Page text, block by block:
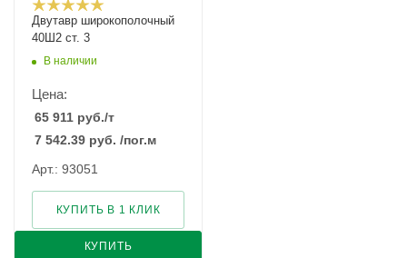
Двутавр широкополочный
40Ш2 ст. 3
В наличии
Цена:
65 911 руб./т
7 542.39 руб. /пог.м
Арт.: 93051
КУПИТЬ
КУПИТЬ В 1 КЛИК